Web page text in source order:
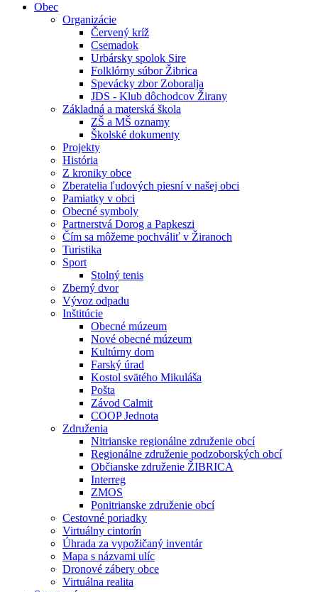
Obec
Organizácie
Červený kríž
Csemadok
Urbársky spolok Sire
Folklórny súbor Žibrica
Spevácky zbor Zoboralja
JDS - Klub dôchodcov Žirany
Základná a materská škola
ZŠ a MŠ oznamy
Školské dokumenty
Projekty
História
Z kroniky obce
Zberatelia ľudových piesní v našej obci
Pamiatky v obci
Obecné symboly
Partnerstvá Dorog a Papkeszi
Čím sa môžeme pochváliť v Žiranoch
Turistika
Sport
Stolný tenis
Zberný dvor
Vývoz odpadu
Inštitúcie
Obecné múzeum
Nové obecné múzeum
Kultúrny dom
Farský úrad
Kostol svätého Mikuláša
Pošta
Závod Calmit
COOP Jednota
Združenia
Nitrianske regionálne združenie obcí
Regionálne združenie podzoborských obcí
Občianske združenie ŽIBRICA
Interreg
ZMOS
Ponitrianske združenie obcí
Cestovné poriadky
Virtuálny cintorín
Úhrada za vypožičaný inventár
Mapa s názvami ulíc
Dronové zábery obce
Virtuálna realita